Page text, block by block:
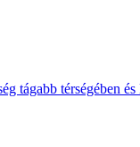
tágabb térségében